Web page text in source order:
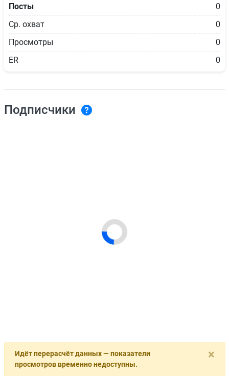
Посты
0
Ср. охват
0
Просмотры
0
ER
0
Подписчики
×
Идёт перерасчёт данных — показатели
просмотров временно недоступны.